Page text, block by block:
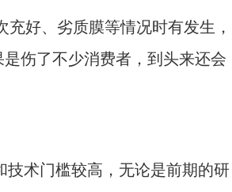
好、劣质膜等情况时有发生，
伤了不少消费者，到头来还会
术门槛较高，无论是前期的研